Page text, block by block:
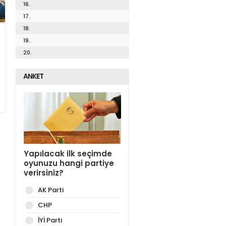
16.
17.
18.
19.
20.
ANKET
Yapılacak ilk seçimde
oyunuzu hangi partiye
verirsiniz?
AK Parti
CHP
İYİ Parti